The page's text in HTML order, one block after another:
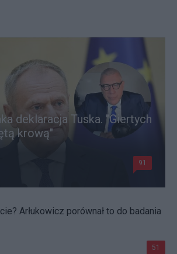
deklaracja Tuska. "Giertych
krową"
91
Arłukowicz porównał to do badania
51